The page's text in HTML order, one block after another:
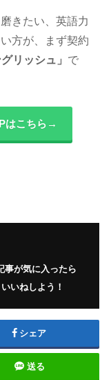
きたい、英語力
方が、まず契約
リッシュ」 で
はこちら→
事が気に入ったら
いいねしよう！
シェア
送る